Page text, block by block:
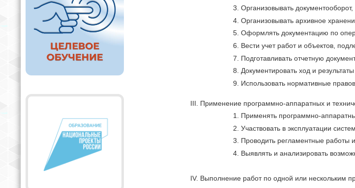
Организовывать
Организовывать архивное
Оформлять документацию по
Вести учет работ и объектов,
Подготавливать отчетную
Документировать ход и
Использовать нормативные
III. Применение программно-аппаратных и
Применять программно-
Участвовать в эксплуатации
Проводить регламентные работы
Выявлять и анализировать
IV. Выполнение работ по одной или нескольким